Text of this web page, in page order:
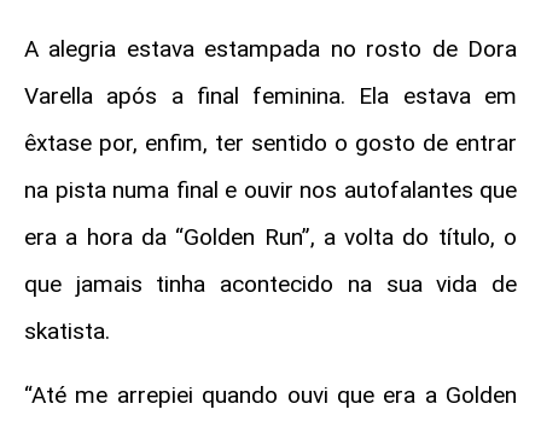
A alegria estava estampada no rosto de Dora
Varella após a final feminina. Ela estava em
êxtase por, enfim, ter sentido o gosto de entrar
na pista numa final e ouvir nos autofalantes que
era a hora da “Golden Run”, a volta do título, o
que jamais tinha acontecido na sua vida de
skatista.
“Até me arrepiei quando ouvi que era a Golden